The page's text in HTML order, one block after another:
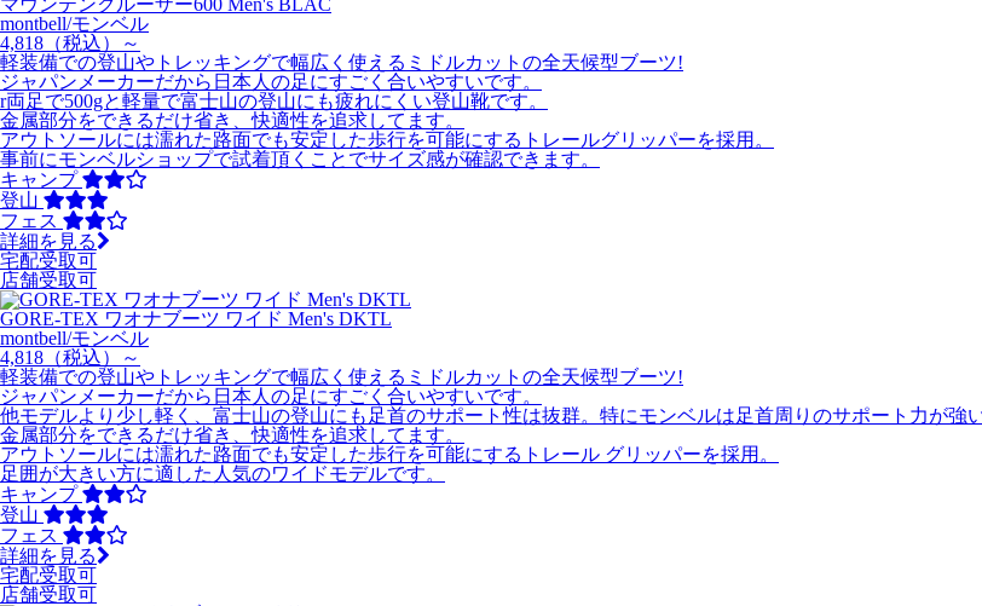
マウンテンクルーザー600 Men's BLAC
montbell/モンベル
4,818 （税込）～
軽装備での登山やトレッキングで幅広く使えるミドルカットの全天候型ブーツ!
ジャパンメーカーだから日本人の足にすごく合いやすいです。
r両足で500gと軽量で富士山の登山にも疲れにくい登山靴です。
金属部分をできるだけ省き、快適性を追求してます。
アウトソールには濡れた路面でも安定した歩行を可能にするトレールグリッパーを採用。
事前にモンベルショップで試着頂くことでサイズ感が確認できます。
キャンプ
登山
フェス
詳細を見る
宅配受取可
店舗受取可
GORE-TEX ワオナブーツ ワイド Men's DKTL
montbell/モンベル
4,818 （税込）～
軽装備での登山やトレッキングで幅広く使えるミドルカットの全天候型ブーツ!
ジャパンメーカーだから日本人の足にすごく合いやすいです。
他モデルより少し軽く、富士山の登山にも足首のサポート性は抜群。特にモンベルは足首周りのサポート力が強
金属部分をできるだけ省き、快適性を追求してます。
アウトソールには濡れた路面でも安定した歩行を可能にするトレール グリッパーを採用。
足囲が大きい方に適した人気のワイドモデルです。
キャンプ
登山
フェス
詳細を見る
宅配受取可
店舗受取可